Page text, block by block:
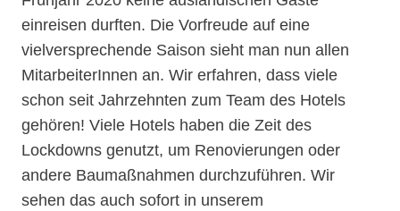
einreisen durften. Die Vorfreude auf eine
vielversprechende Saison sieht man nun allen
MitarbeiterInnen an. Wir erfahren, dass viele
schon seit Jahrzehnten zum Team des Hotels
gehören! Viele Hotels haben die Zeit des
Lockdowns genutzt, um Renovierungen oder
andere Baumaßnahmen durchzuführen. Wir
sehen das auch sofort in unserem